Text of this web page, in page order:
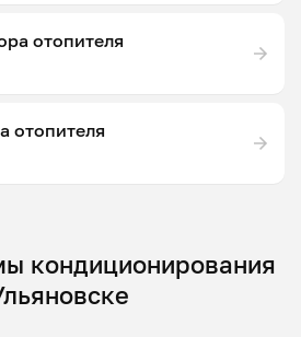
отопителя
отопителя
кондиционирования